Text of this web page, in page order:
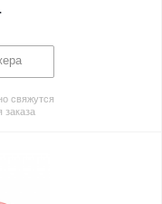
свяжутся
заказа